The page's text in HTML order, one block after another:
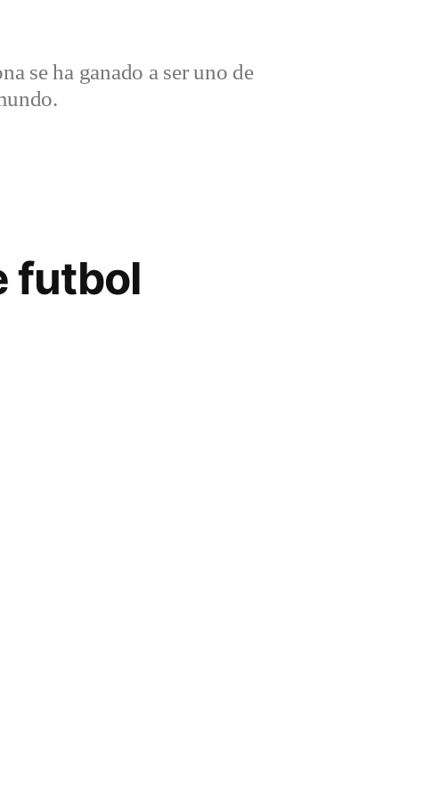
se ha ganado a ser uno de
futbol